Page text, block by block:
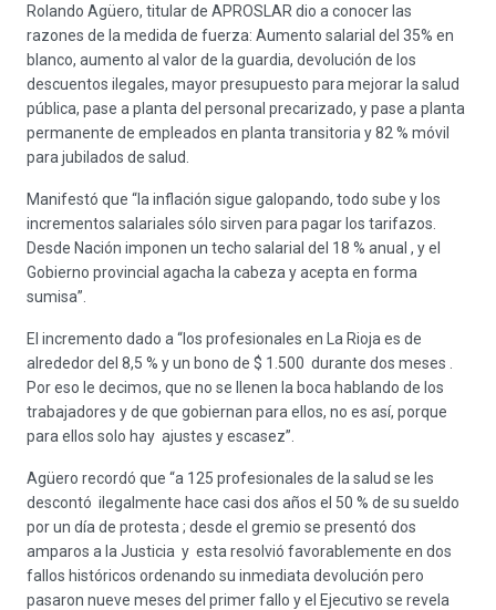
Rolando Agüero, titular de APROSLAR dio a conocer las
razones de la medida de fuerza: Aumento salarial del 35% en
blanco, aumento al valor de la guardia, devolución de los
descuentos ilegales, mayor presupuesto para mejorar la salud
pública, pase a planta del personal precarizado, y pase a planta
permanente de empleados en planta transitoria y 82 % móvil
para jubilados de salud.
Manifestó que “la inflación sigue galopando, todo sube y los
incrementos salariales sólo sirven para pagar los tarifazos.
Desde Nación imponen un techo salarial del 18 % anual , y el
Gobierno provincial agacha la cabeza y acepta en forma
sumisa”.
El incremento dado a “los profesionales en La Rioja es de
alrededor del 8,5 % y un bono de $ 1.500 durante dos meses .
Por eso le decimos, que no se llenen la boca hablando de los
trabajadores y de que gobiernan para ellos, no es así, porque
para ellos solo hay ajustes y escasez”.
Agüero recordó que “a 125 profesionales de la salud se les
descontó ilegalmente hace casi dos años el 50 % de su sueldo
por un día de protesta ; desde el gremio se presentó dos
amparos a la Justicia y esta resolvió favorablemente en dos
fallos históricos ordenando su inmediata devolución pero
pasaron nueve meses del primer fallo y el Ejecutivo se revela